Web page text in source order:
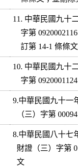
11. 中華民國九十
10. 中華民國九十
9.中華民國九十一
8.中華民國八十七